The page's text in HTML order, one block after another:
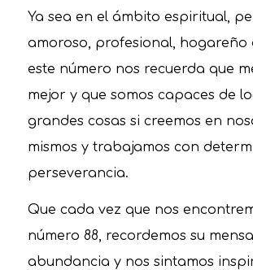
Ya sea en el ámbito espiritual,
amoroso, profesional, hogareño
este número nos recuerda que
mejor y que somos capaces de
grandes cosas si creemos en
mismos y trabajamos con
perseverancia.
Que cada vez que nos
número 88, recordemos su
abundancia y nos sintamos